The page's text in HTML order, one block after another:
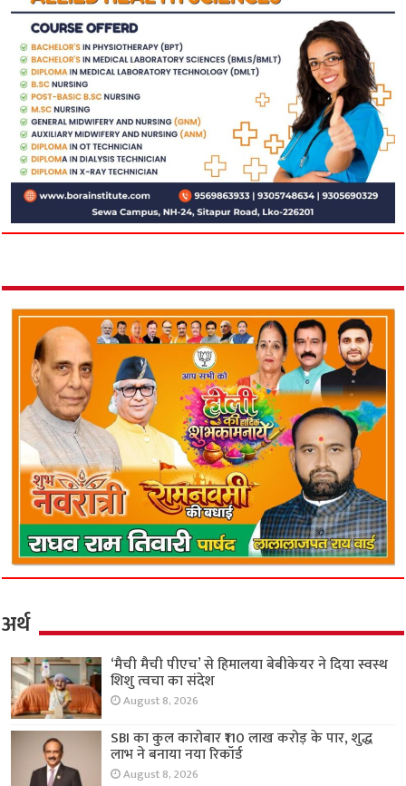
अर्थ
‘मैची मैची पीएच’ से हिमालया बेबीकेयर ने दिया स्वस्थ
शिशु त्वचा का संदेश
August 8, 2026
SBI का कुल कारोबार ₹110 लाख करोड़ के पार, शुद्ध
लाभ ने बनाया नया रिकॉर्ड
August 8, 2026